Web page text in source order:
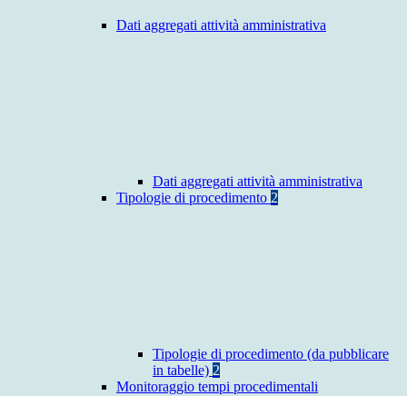
Dati aggregati attività amministrativa
Dati aggregati attività amministrativa
Tipologie di procedimento 2
Tipologie di procedimento (da pubblicare
in tabelle) 2
Monitoraggio tempi procedimentali